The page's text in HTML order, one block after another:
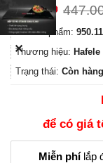
Mã sản phẩm:
Thương hiệu: Hafele
Trạng thái: Còn hàng
để có giá
Miễn phílắp
✕